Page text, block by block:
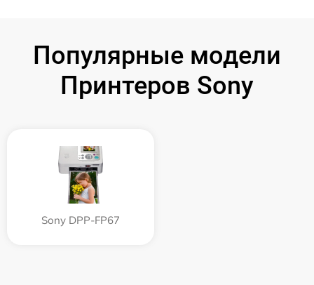
Популярные модели
Принтеров Sony
Sony DPP-FP67